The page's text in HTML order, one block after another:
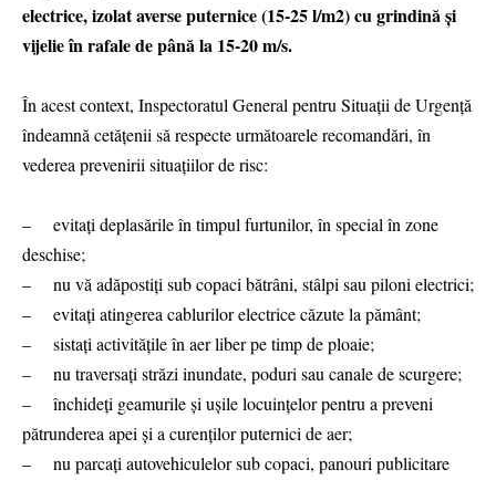
electrice, izolat averse puternice (15-25 l/m2) cu grindină și
vijelie în rafale de până la 15-20 m/s.
În acest context, Inspectoratul General pentru Situații de Urgență
îndeamnă cetățenii să respecte următoarele recomandări, în
vederea prevenirii situațiilor de risc:
– evitați deplasările în timpul furtunilor, în special în zone
deschise;
– nu vă adăpostiți sub copaci bătrâni, stâlpi sau piloni electrici;
– evitați atingerea cablurilor electrice căzute la pământ;
– sistați activitățile în aer liber pe timp de ploaie;
– nu traversați străzi inundate, poduri sau canale de scurgere;
– închideți geamurile și ușile locuințelor pentru a preveni
pătrunderea apei și a curenților puternici de aer;
– nu parcați autovehiculelor sub copaci, panouri publicitare